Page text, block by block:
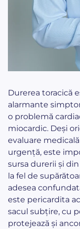
Durerea toracică
alarmante
o problemă
miocardic. Deși
evaluare
urgență, este
sursa durerii și
la fel de
adesea
este pericardita
sacul subțire, cu
protejează și